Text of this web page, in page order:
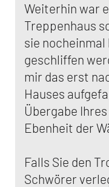
Weiterhin war
Treppenhaus
sie
geschliffen
mir das erst
Hauses
Übergabe
Ebenheit der
Falls Sie den
Schwörer